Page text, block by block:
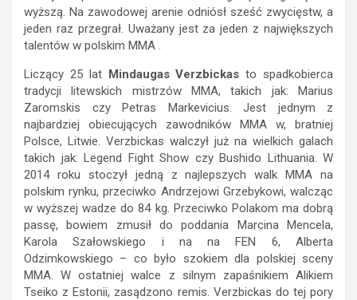
wyższą. Na zawodowej arenie odniósł sześć zwycięstw, a
jeden raz przegrał. Uważany jest za jeden z największych
talentów w polskim MMA .
Liczący 25 lat Mindaugas Verzbickas to spadkobierca
tradycji litewskich mistrzów MMA, takich jak: Marius
Zaromskis czy Petras Markevicius. Jest jednym z
najbardziej obiecujących zawodników MMA w, bratniej
Polsce, Litwie. Verzbickas walczył już na wielkich galach
takich jak: Legend Fight Show czy Bushido Lithuania. W
2014 roku stoczył jedną z najlepszych walk MMA na
polskim rynku, przeciwko Andrzejowi Grzebykowi, walcząc
w wyższej wadze do 84 kg. Przeciwko Polakom ma dobrą
passę, bowiem zmusił do poddania Marcina Mencela,
Karola Szałowskiego i na na FEN 6, Alberta
Odzimkowskiego – co było szokiem dla polskiej sceny
MMA. W ostatniej walce z silnym zapaśnikiem Alikiem
Tseiko z Estonii, zasądzono remis. Verzbickas do tej pory